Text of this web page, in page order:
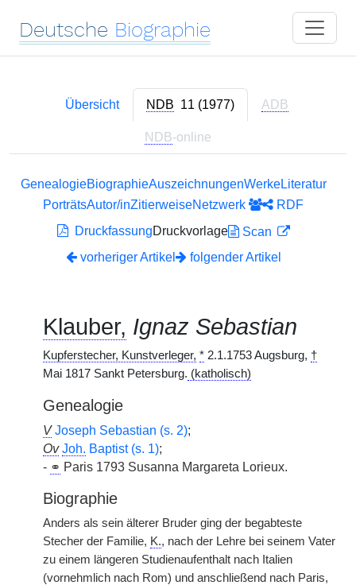
Deutsche Biographie
Übersicht NDB 11 (1977) ADB
NDB-online
GenealogieBiographieAuszeichnungenWerkeLiteratur
PorträtsAutor/inZitierweiseNetzwerk
RDF
DruckfassungDruckvorlage
Scan
vorheriger Artikel
folgender Artikel
Klauber, Ignaz Sebastian
Kupferstecher, Kunstverleger, * 2.1.1753 Augsburg, †
Mai 1817 Sankt Petersburg. (katholisch)
Genealogie
V Joseph Sebastian (s. 2);
Ov Joh. Baptist (s. 1);
- ⚭ Paris 1793 Susanna Margareta Lorieux.
Biographie
Anders als sein älterer Bruder ging der begabteste
Stecher der Familie, K., nach der Lehre bei seinem Vater
zu einem längeren Studienaufenthalt nach Italien
(vornehmlich nach Rom) und anschließend nach Paris,